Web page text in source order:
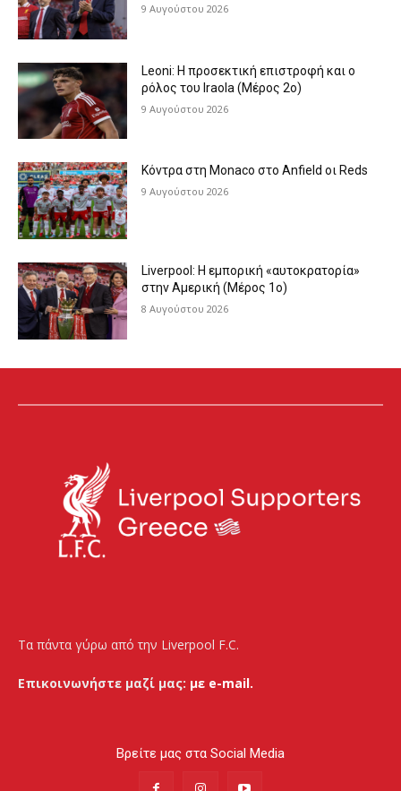
9 Αυγούστου 2026
Leoni: Η προσεκτική επιστροφή και ο
ρόλος του Iraola (Μέρος 2ο)
9 Αυγούστου 2026
Κόντρα στη Monaco στο Anfield οι Reds
9 Αυγούστου 2026
Liverpool: Η εμπορική «αυτοκρατορία»
στην Αμερική (Μέρος 1ο)
8 Αυγούστου 2026
Τα πάντα γύρω από την Liverpool F.C.
Επικοινωνήστε μαζί μας: με e-mail.
Βρείτε μας στα Social Media